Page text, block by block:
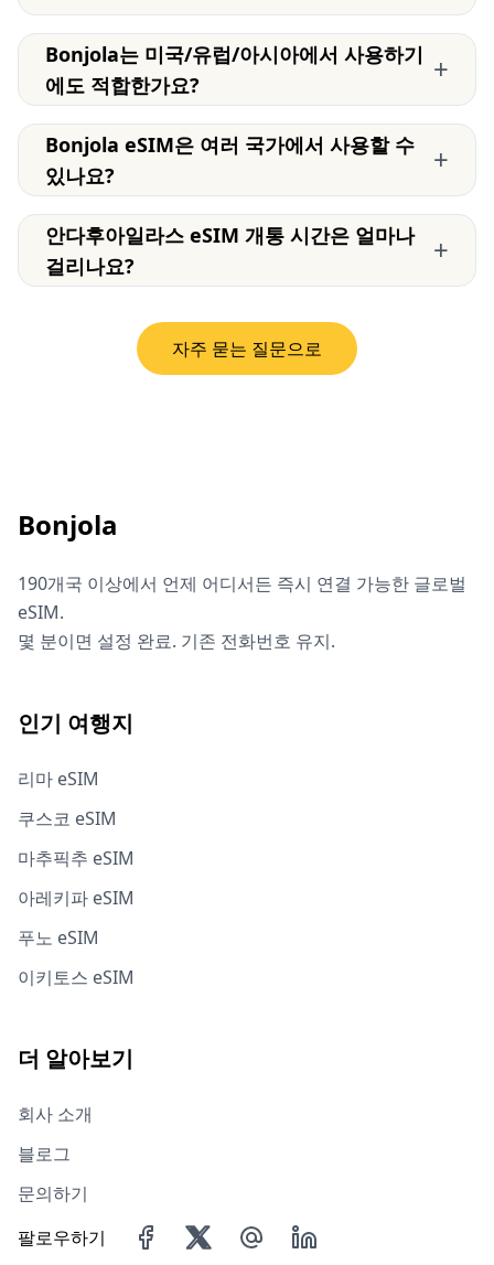
Bonjola는 미국/유럽/아시아에서 사용하기
에도 적합한가요?
+
Bonjola eSIM은 여러 국가에서 사용할 수
있나요?
+
안다후아일라스 eSIM 개통 시간은 얼마나
걸리나요?
+
자주 묻는 질문으로
Bonjola
190개국 이상에서 언제 어디서든 즉시 연결 가능한 글로벌
eSIM.
몇 분이면 설정 완료. 기존 전화번호 유지.
인기 여행지
리마 eSIM
쿠스코 eSIM
마추픽추 eSIM
아레키파 eSIM
푸노 eSIM
이키토스 eSIM
더 알아보기
회사 소개
블로그
문의하기
팔로우하기